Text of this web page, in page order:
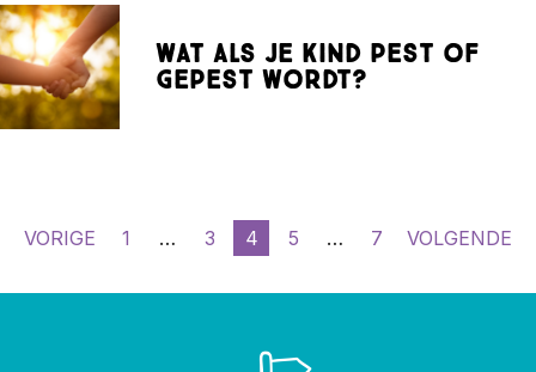
Wat als je kind pest of
gepest wordt?
VORIGE 1 … 3 4 5 … 7 VOLGENDE